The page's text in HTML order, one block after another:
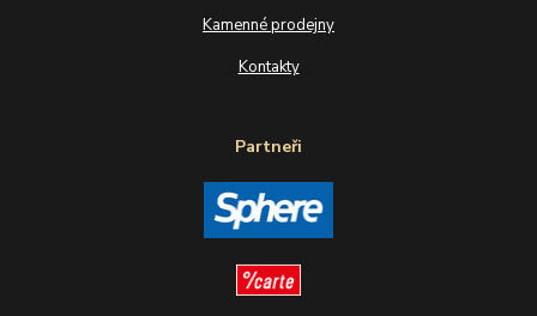
Kamenné prodejny
Kontakty
Partneři